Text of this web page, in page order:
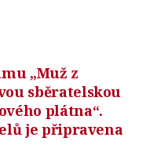
„Muž z
sběratelskou
plátna“.
je připravena